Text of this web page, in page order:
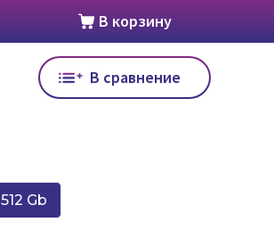
512 Gb
В корзину
В сравнение